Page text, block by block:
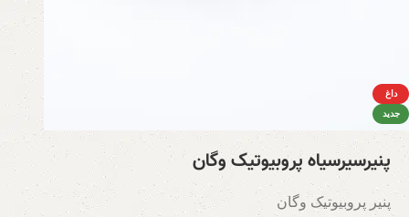
داغ
جدید
پنیرسیرسیاه پروبیوتیک وگان
پنیر پروبیوتیک وگان